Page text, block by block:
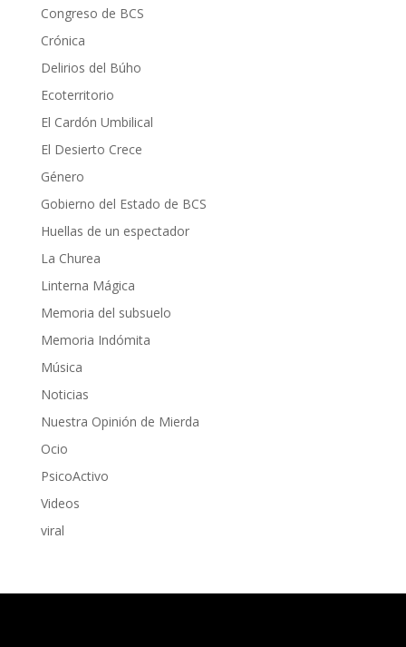
Congreso de BCS
Crónica
Delirios del Búho
Ecoterritorio
El Cardón Umbilical
El Desierto Crece
Género
Gobierno del Estado de BCS
Huellas de un espectador
La Churea
Linterna Mágica
Memoria del subsuelo
Memoria Indómita
Música
Noticias
Nuestra Opinión de Mierda
Ocio
PsicoActivo
Videos
viral